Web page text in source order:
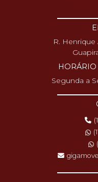
R. Henrique
Segunda a